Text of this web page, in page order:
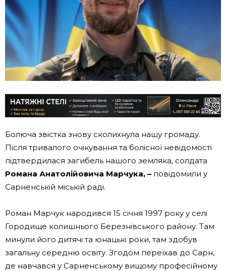
Болюча звістка знову сколихнула нашу громаду.
Після тривалого очікування та болісної невідомості
підтвердилася загибель нашого земляка, солдата
Романа Анатолійовича Марчука, – повідомили у
Сарненській міській раді.
Роман Марчук народився 15 січня 1997 року у селі
Городище колишнього Березнівського району. Там
минули його дитячі та юнацькі роки, там здобув
загальну середню освіту. Згодом переїхав до Сарн,
де навчався у Сарненському вищому професійному